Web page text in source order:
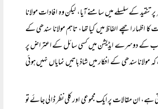
کے سلسلے میں سامنے آیا، لیکن وہ افادات مولانا
اچھے الفاظ میں کیا تھا، تاہم مولانا سندھی کے
کتاب کے دوسرے ایڈیشن میں کسی سائل کے اعتراض پر
سندھی کے افکار میں شاذ باتیں نمایاں نہیں ہوئی
ہے، ان مقالات پر ایک مجموعی اور کلی نظر ڈالی جائے تو